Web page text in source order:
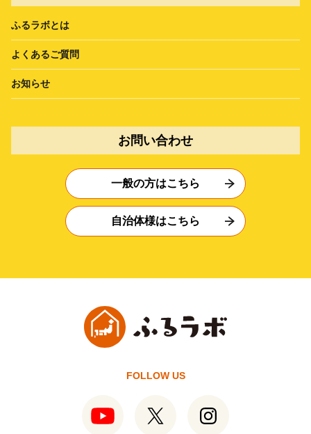
ふるラボとは
よくあるご質問
お知らせ
お問い合わせ
一般の方はこちら
自治体様はこちら
FOLLOW US